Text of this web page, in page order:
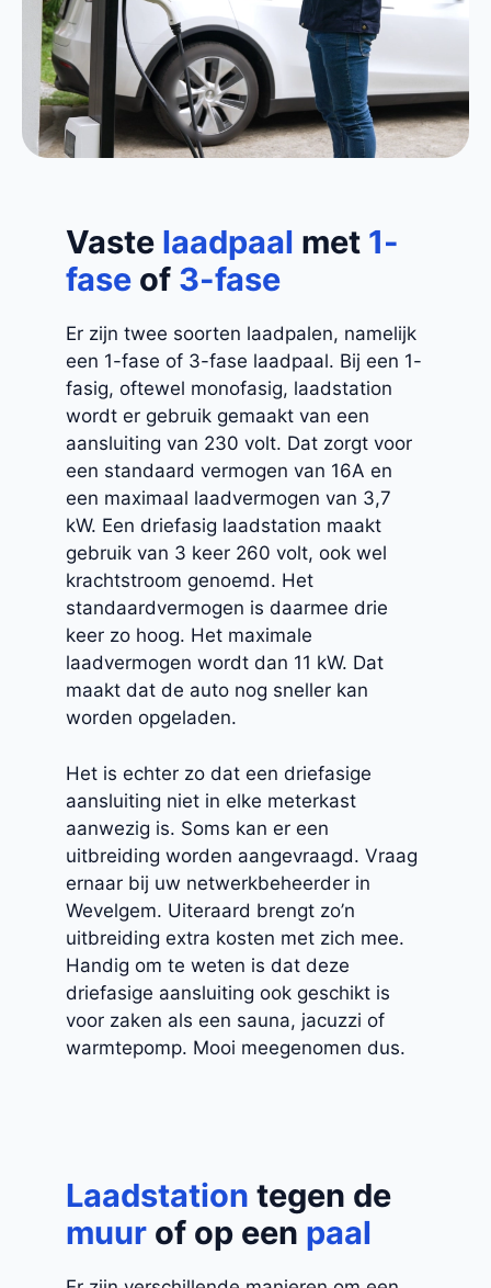
Vaste laadpaal met 1-
fase of 3-fase
Er zijn twee soorten laadpalen, namelijk
een 1-fase of 3-fase laadpaal. Bij een 1-
fasig, oftewel monofasig, laadstation
wordt er gebruik gemaakt van een
aansluiting van 230 volt. Dat zorgt voor
een standaard vermogen van 16A en
een maximaal laadvermogen van 3,7
kW. Een driefasig laadstation maakt
gebruik van 3 keer 260 volt, ook wel
krachtstroom genoemd. Het
standaardvermogen is daarmee drie
keer zo hoog. Het maximale
laadvermogen wordt dan 11 kW. Dat
maakt dat de auto nog sneller kan
worden opgeladen.
Het is echter zo dat een driefasige
aansluiting niet in elke meterkast
aanwezig is. Soms kan er een
uitbreiding worden aangevraagd. Vraag
ernaar bij uw netwerkbeheerder in
Wevelgem. Uiteraard brengt zo’n
uitbreiding extra kosten met zich mee.
Handig om te weten is dat deze
driefasige aansluiting ook geschikt is
voor zaken als een sauna, jacuzzi of
warmtepomp. Mooi meegenomen dus.
Laadstation tegen de
muur of op een paal